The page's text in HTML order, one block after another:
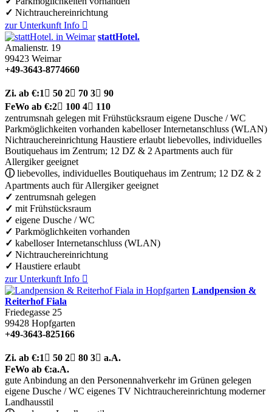
✓ Nichtrauchereinrichtung
zur Unterkunft Info 
stattHotel.
Amalienstr. 19
99423 Weimar
+49-3643-8774660
Zi. ab €:1  50 2 70 3 90
FeWo ab €:2 100 4 110
zentrumsnah gelegen mit Frühstücksraum eigene Dusche / WC
Parkmöglichkeiten vorhanden kabelloser Internetanschluss (WLAN)
Nichtrauchereinrichtung Haustiere erlaubt liebevolles, individuelles
Boutiquehaus im Zentrum; 12 DZ & 2 Apartments auch für
Allergiker geeignet
ⓘliebevolles, individuelles Boutiquehaus im Zentrum; 12 DZ & 2
Apartments auch für Allergiker geeignet
✓ zentrumsnah gelegen
✓ mit Frühstücksraum
✓ eigene Dusche / WC
✓ Parkmöglichkeiten vorhanden
✓ kabelloser Internetanschluss (WLAN)
✓ Nichtrauchereinrichtung
✓ Haustiere erlaubt
zur Unterkunft Info 
Landpension &
Reiterhof Fiala
Friedegasse 25
99428 Hopfgarten
+49-3643-825166
Zi. ab €:1  50 2 80 3 a.A.
FeWo ab €:a.A.
gute Anbindung an den Personennahverkehr im Grünen gelegen
eigene Dusche / WC eigenes TV Nichtrauchereinrichtung moderner
Landhausstil